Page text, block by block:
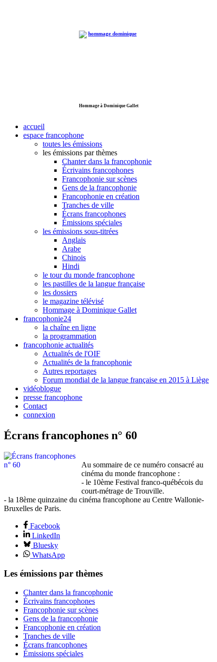
Hommage à Dominique Gallet
accueil
espace francophone
toutes les émissions
les émissions par thèmes
Chanter dans la francophonie
Écrivains francophones
Francophonie sur scènes
Gens de la francophonie
Francophonie en création
Tranches de ville
Écrans francophones
Émissions spéciales
les émissions sous-titrées
Anglais
Arabe
Chinois
Hindi
le tour du monde francophone
les pastilles de la langue française
les dossiers
le magazine télévisé
Hommage à Dominique Gallet
francophonie24
la chaîne en ligne
la programmation
francophonie actualités
Actualités de l'OIF
Actualités de la francophonie
Autres reportages
Forum mondial de la langue française en 2015 à Liège
vidéoblogue
presse francophone
Contact
connexion
Écrans francophones n° 60
Au sommaire de ce numéro consacré au
cinéma du monde francophone :
- le 10ème Festival franco-québécois du
court-métrage de Trouville.
- la 18ème quinzaine du cinéma francophone au Centre Wallonie-
Bruxelles de Paris.
Facebook
LinkedIn
Bluesky
WhatsApp
Les émissions par thèmes
Chanter dans la francophonie
Écrivains francophones
Francophonie sur scènes
Gens de la francophonie
Francophonie en création
Tranches de ville
Écrans francophones
Émissions spéciales